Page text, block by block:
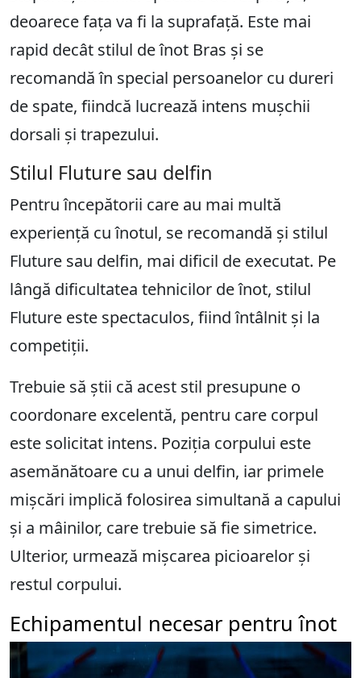
deoarece fața va fi la suprafață. Este mai
rapid decât stilul de înot Bras și se
recomandă în special persoanelor cu dureri
de spate, fiindcă lucrează intens mușchii
dorsali și trapezului.
Stilul Fluture sau delfin
Pentru începătorii care au mai multă
experiență cu înotul, se recomandă și stilul
Fluture sau delfin, mai dificil de executat. Pe
lângă dificultatea tehnicilor de înot, stilul
Fluture este spectaculos, fiind întâlnit și la
competiții.
Trebuie să știi că acest stil presupune o
coordonare excelentă, pentru care corpul
este solicitat intens. Poziția corpului este
asemănătoare cu a unui delfin, iar primele
mișcări implică folosirea simultană a capului
și a mâinilor, care trebuie să fie simetrice.
Ulterior, urmează mișcarea picioarelor și
restul corpului.
Echipamentul necesar pentru înot